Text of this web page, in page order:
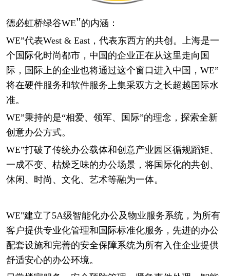
德必虹桥绿谷WE"的内涵：
WE”代表West & East，代表东西方的共创。上海是一
个国际化时尚都市，中国的企业正在从这里走向国
际，国际上的企业也将通过这个窗口进入中国，WE”
将在硬件服务和软件服务上集采双方之长超越国际水
准。
WE”秉持的是“相爱、领军、国际”的理念，探索全新
创意办公方式。
WE”打破了传统办公载体和创意产业园区循规蹈矩、
一成不变、枯燥乏味的办公场景，将国际化的共创、
休闲、时尚、文化、艺术等融为一体。
WE"建立了5A级智能化办公及物业服务系统，为所有
客户提供专业化管理和国际标准化服务，先进的办公
配套设施和完善的安全保障系统为所有入住企业提供
舒适安心的办公环境。